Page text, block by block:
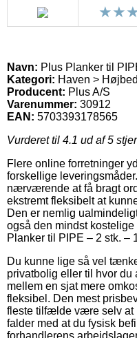
Navn: Plus Planker til
Kategori: Haven >
Producent: Plus A/S
Varenummer: 30912
EAN: 5703393178565
Vurderet til 4.1 ud af 5
Flere online forretninger
forskellige
nærværende at få bragt
ekstremt fleksibelt at
Den er nemlig
også den mindst
Planker til PIPE – 2 stk. –
Du kunne lige så vel
privatbolig eller til hvor du
mellem en sjat mere
fleksibel. Den mest
fleste tilfælde være selv at
falder med at du fysisk
forhandlerens